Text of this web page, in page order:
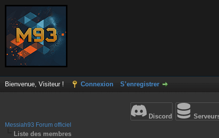
Bienvenue, Visiteur ! Connexion S’enregistrer
Discord
Messiah93 Forum officiel
Liste des membres